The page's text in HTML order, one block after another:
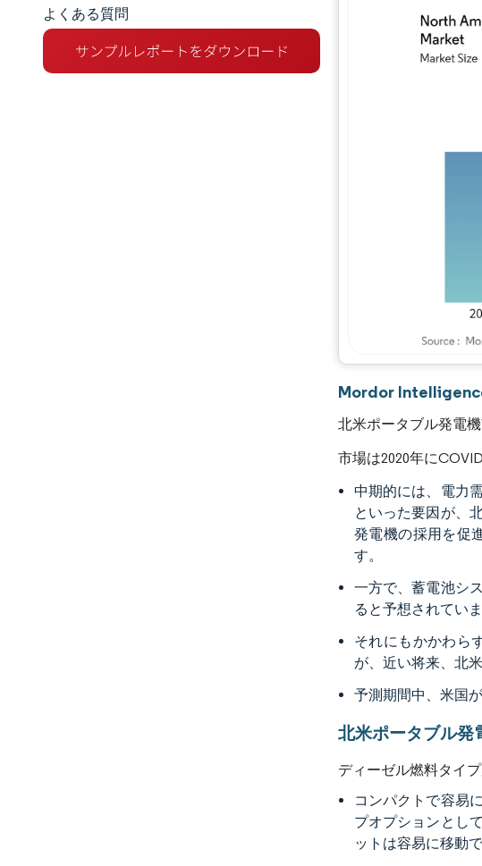
市場概要
主な市場動向
よくある質問
Mordor
北米ポータブル発電
市場は2020年に
中期的には、電力
といった要因が、
発電機の採用を促
す。
一方で、蓄電池シ
ると予想されていま
それにもかかわら
が、近い将来、北
予測期間中、米国
北米ポータブル発
ディーゼル燃料タイ
コンパクトで容易
プオプションとし
ットは容易に移動